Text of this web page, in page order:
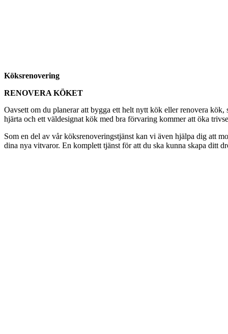
Köksrenovering
RENOVERA KÖKET
Oavsett om du planerar att bygga ett helt nytt kök eller renovera
hjärta och ett väldesignat kök med bra förvaring kommer att öka
Som en del av vår köksrenoveringstjänst kan vi även hjälpa dig att
dina nya vitvaror. En komplett tjänst för att du ska kunna skapa ditt